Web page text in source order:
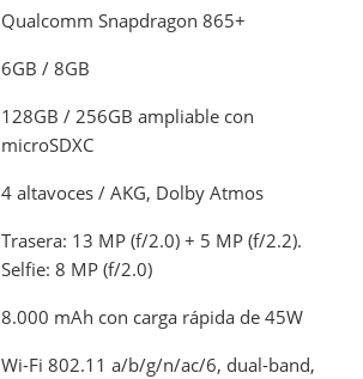
Qualcomm Snapdragon 865+
6GB / 8GB
128GB / 256GB ampliable con
microSDXC
4 altavoces / AKG, Dolby Atmos
Trasera: 13 MP (f/2.0) + 5 MP (f/2.2).
Selfie: 8 MP (f/2.0)
8.000 mAh con carga rápida de 45W
Wi-Fi 802.11 a/b/g/n/ac/6, dual-band,